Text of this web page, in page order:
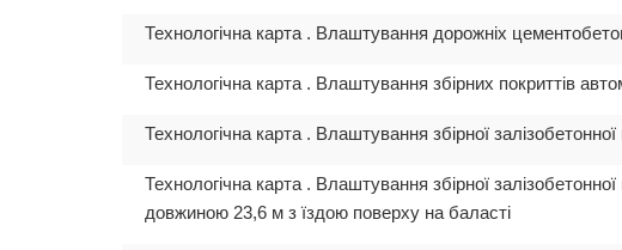
Технологічна карта . Влаштування дорожніх
Технологічна карта . Влаштування збірних покриттів
Технологічна карта . Влаштування збірної
Технологічна карта . Влаштування збірної
довжиною 23,6 м з їздою поверху на баласті